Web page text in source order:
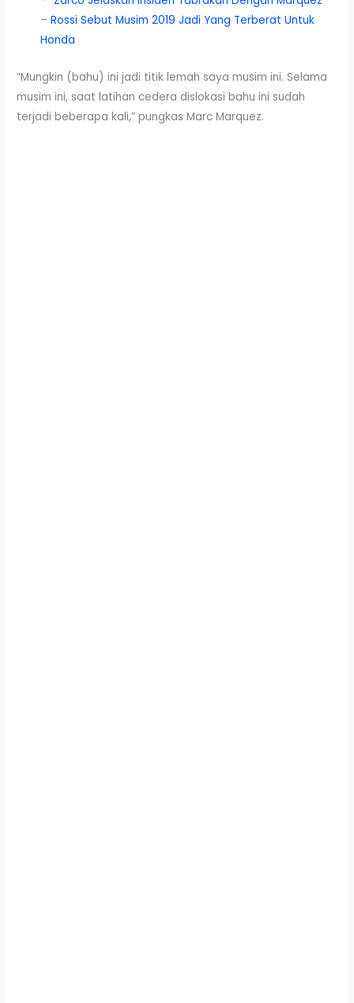
–Rossi Sebut Musim 2019 Jadi Yang Terberat Untuk
Honda
“Mungkin (bahu) ini jadi titik lemah saya musim ini. Selama
musim ini, saat latihan cedera dislokasi bahu ini sudah
terjadi beberapa kali,” pungkas Marc Marquez.